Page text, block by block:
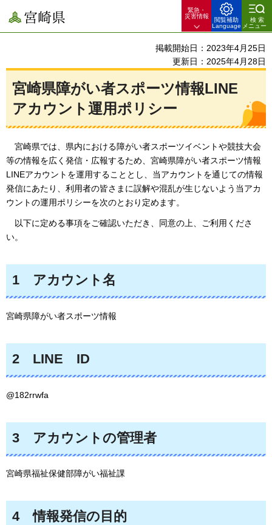
宮崎県
緊急・
災害情報
閲覧補助
Language
検索
メニュー
掲載開始日：2023年4月25日
更新日：2025年4月28日
宮崎県障がい者スポーツ情報LINE
アカウント運用ポリシー
宮崎県では、県内における障がい者スポーツイベントや競技大会
等の情報を広く発信・広報するため、宮崎県障がい者スポーツ情報
LINEアカウントを運用することとし、当アカウントを通じての情報
発信にあたり、利用者の皆さまに誤解や混乱が生じないよう当アカ
ウントの運用ポリシーを次のとおり定めます。
以下に定める事項をご確認いただき、同意の上、ご利用くださ
い。
1 アカ ウント名
宮崎県障がい者スポーツ情報
2 LINE ID
@182rrwfa
3 アカ ウントの管理者
宮崎県福祉保健部障がい福祉課
4 情報発信の目的